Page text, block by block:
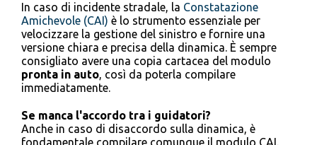
In caso di incidente stradale, la Constatazione
Amichevole (CAI) è lo strumento essenziale per
velocizzare la gestione del sinistro e fornire una
versione chiara e precisa della dinamica. È sempre
consigliato avere una copia cartacea del modulo
pronta in auto, così da poterla compilare
immediatamente.
Se manca l'accordo tra i guidatori?
Anche in caso di disaccordo sulla dinamica, è
fondamentale compilare comunque il modulo CAI.